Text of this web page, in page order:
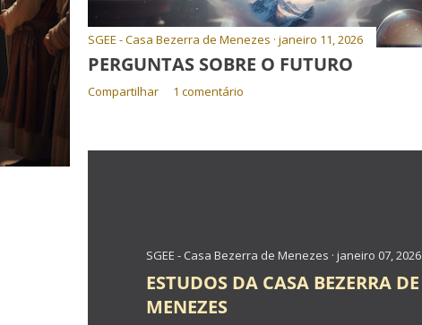
SGEE - Casa Bezerra de Menezes janeiro 11, 2026
PERGUNTAS SOBRE O FUTURO
Compartilhar 1 comentário
SGEE - Casa Bezerra de Menezes janeiro 07, 2026
ESTUDOS DA CASA BEZERRA DE
MENEZES